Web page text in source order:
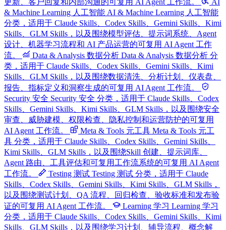
更新、客户回复和内部沟通的可复用 AI Agent 工作流。
AI
& Machine Learning 人工智能 AI & Machine Learning 人工智能
分类，适用于 Claude Skills、Codex Skills、Gemini Skills、Kimi
Skills、GLM Skills，以及围绕模型评估、提示词系统、Agent
设计、机器学习流程和 AI 产品运营的可复用 AI Agent 工作
流。
Data & Analysis 数据分析 Data & Analysis 数据分析 分
类，适用于 Claude Skills、Codex Skills、Gemini Skills、Kimi
Skills、GLM Skills，以及围绕数据清洗、分析计划、仪表盘、
报告、指标定义和洞察生成的可复用 AI Agent 工作流。
Security 安全 Security 安全 分类，适用于 Claude Skills、Codex
Skills、Gemini Skills、Kimi Skills、GLM Skills，以及围绕安全
审查、威胁建模、权限检查、隐私控制和运营防护的可复用
AI Agent 工作流。
Meta & Tools 元工具 Meta & Tools 元工
具 分类，适用于 Claude Skills、Codex Skills、Gemini Skills、
Kimi Skills、GLM Skills，以及围绕Skill 创建、提示词库、
Agent 路由、工具评估和可复用工作流系统的可复用 AI Agent
工作流。
Testing 测试 Testing 测试 分类，适用于 Claude
Skills、Codex Skills、Gemini Skills、Kimi Skills、GLM Skills，
以及围绕测试计划、QA 流程、回归检查、验收标准和发布验
证的可复用 AI Agent 工作流。
Learning 学习 Learning 学习
分类，适用于 Claude Skills、Codex Skills、Gemini Skills、Kimi
Skills、GLM Skills，以及围绕学习计划、辅导流程、概念解